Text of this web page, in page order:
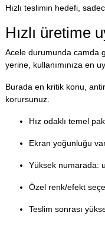
Hızlı teslimin hedefi,
Hızlı üretime
Acele durumunda camda
yerine, kullanımınıza en
Burada en kritik konu,
korursunuz.
Hız odaklı temel
Ekran yoğunluğu
Yüksek numarada:
Özel renk/efekt
Teslim sonrası